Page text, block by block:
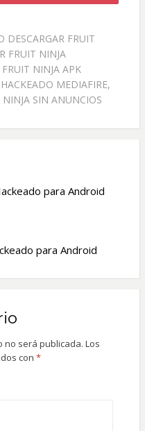
DESCARGAR FRUIT
FRUIT NINJA
FRUIT NINJA APK
MEDIAFIRE,
NINJA SIN ANUNCIOS
para Android
para Android
no será publicada. Los
con *